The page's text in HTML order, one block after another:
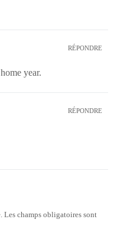
RÉPONDRE
year.
RÉPONDRE
Les champs obligatoires sont